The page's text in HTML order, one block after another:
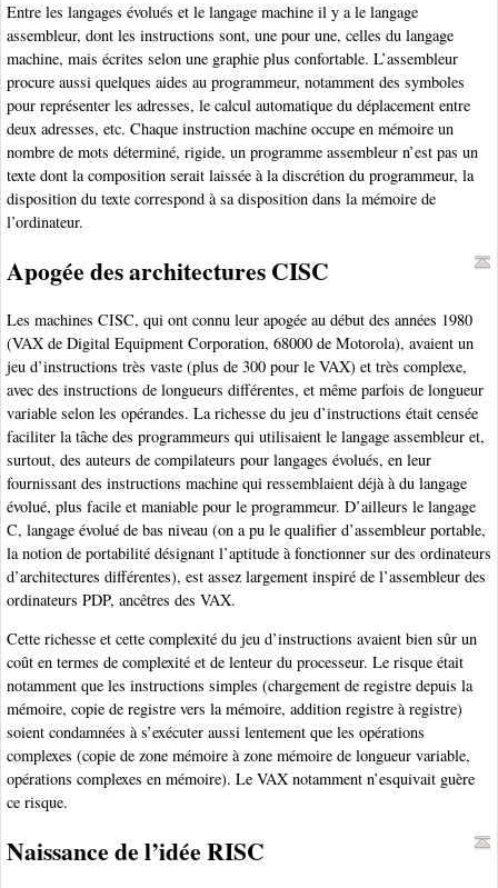
Entre les langages évolués et le langage machine il y a le langage
assembleur, dont les instructions sont, une pour une, celles du langage
machine, mais écrites selon une graphie plus confortable. L’assembleur
procure aussi quelques aides au programmeur, notamment des symboles
pour représenter les adresses, le calcul automatique du déplacement entre
deux adresses, etc. Chaque instruction machine occupe en mémoire un
nombre de mots déterminé, rigide, un programme assembleur n’est pas un
texte dont la composition serait laissée à la discrétion du programmeur, la
disposition du texte correspond à sa disposition dans la mémoire de
l’ordinateur.
Apogée des architectures CISC
Les machines CISC, qui ont connu leur apogée au début des années 1980
(VAX de Digital Equipment Corporation, 68000 de Motorola), avaient un
jeu d’instructions très vaste (plus de 300 pour le VAX) et très complexe,
avec des instructions de longueurs différentes, et même parfois de longueur
variable selon les opérandes. La richesse du jeu d’instructions était censée
faciliter la tâche des programmeurs qui utilisaient le langage assembleur et,
surtout, des auteurs de compilateurs pour langages évolués, en leur
fournissant des instructions machine qui ressemblaient déjà à du langage
évolué, plus facile et maniable pour le programmeur. D’ailleurs le langage
C, langage évolué de bas niveau (on a pu le qualifier d’assembleur portable,
la notion de portabilité désignant l’aptitude à fonctionner sur des ordinateurs
d’architectures différentes), est assez largement inspiré de l’assembleur des
ordinateurs PDP, ancêtres des VAX.
Cette richesse et cette complexité du jeu d’instructions avaient bien sûr un
coût en termes de complexité et de lenteur du processeur. Le risque était
notamment que les instructions simples (chargement de registre depuis la
mémoire, copie de registre vers la mémoire, addition registre à registre)
soient condamnées à s’exécuter aussi lentement que les opérations
complexes (copie de zone mémoire à zone mémoire de longueur variable,
opérations complexes en mémoire). Le VAX notamment n’esquivait guère
ce risque.
Naissance de l’idée RISC